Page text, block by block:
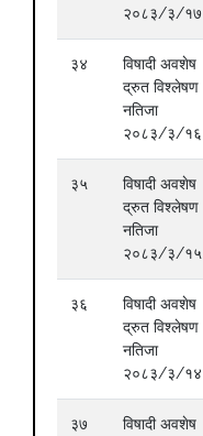
२०८३/३/१७
३४
विषादी अवशेष
द्रुत विश्लेषण
नतिजा
२०८३/३/१६
३५
विषादी अवशेष
द्रुत विश्लेषण
नतिजा
२०८३/३/१५
३६
विषादी अवशेष
द्रुत विश्लेषण
नतिजा
२०८३/३/१४
३७
विषादी अवशेष